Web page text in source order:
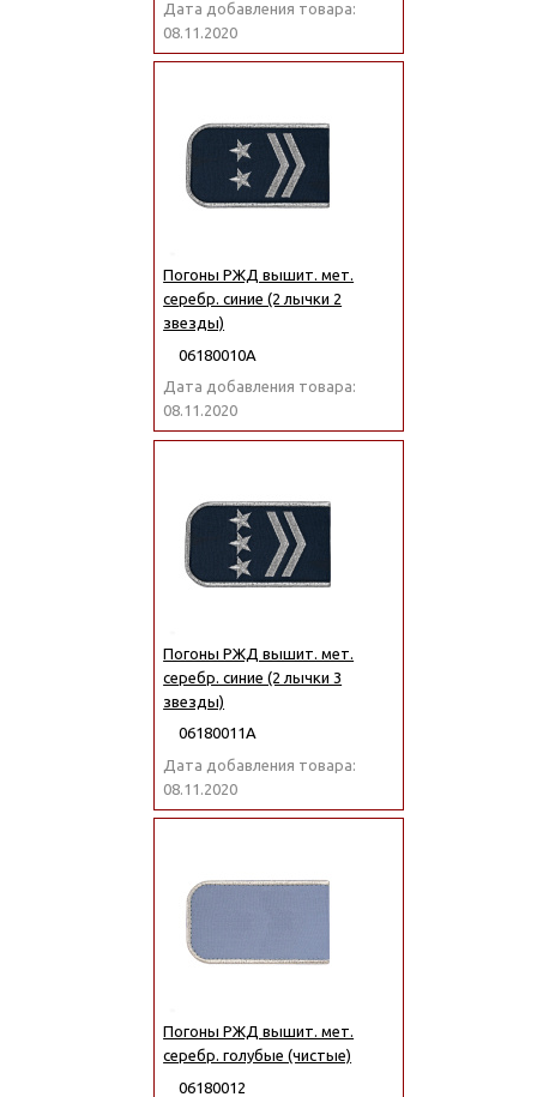
Дата добавления товара:
08.11.2020
Погоны РЖД вышит. мет.
серебр. синие (2 лычки 2
звезды)
06180010А
Дата добавления товара:
08.11.2020
Погоны РЖД вышит. мет.
серебр. синие (2 лычки 3
звезды)
06180011А
Дата добавления товара:
08.11.2020
Погоны РЖД вышит. мет.
серебр. голубые (чистые)
06180012